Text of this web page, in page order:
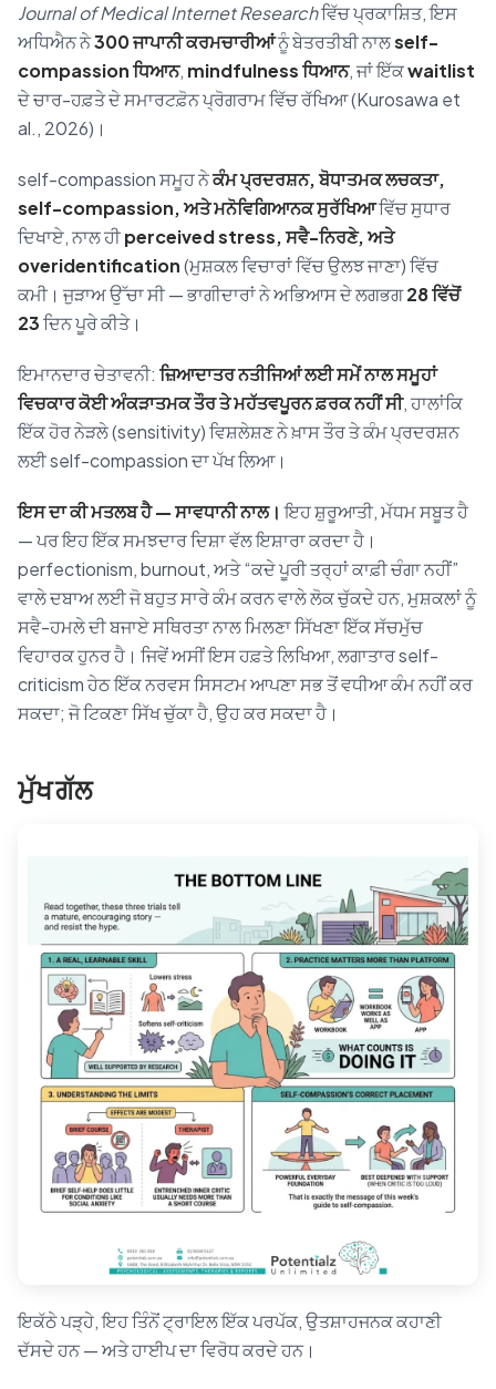
Journal of Medical Internet Researchਵਿੱਚ ਪ੍ਰਕਾਸ਼ਿਤ, ਇਸ
ਅਧਿਐਨ ਨੇ300 ਜਾਪਾਨੀ ਕਰਮਚਾਰੀਆਂਨੂੰ ਬੇਤਰਤੀਬੀ ਨਾਲself-
compassion ਧਿਆਨ, mindfulness ਧਿਆਨ, ਜਾਂ ਇੱਕwaitlist
ਦੇ ਚਾਰ-ਹਫ਼ਤੇ ਦੇ ਸਮਾਰਟਫ਼ੋਨ ਪ੍ਰੋਗਰਾਮ ਵਿੱਚ ਰੱਖਿਆ (Kurosawa et
al., 2026)।
self-compassion ਸਮੂਹ ਨੇਕੰਮ ਪ੍ਰਦਰਸ਼ਨ, ਬੋਧਾਤਮਕ ਲਚਕਤਾ,
self-compassion, ਅਤੇ ਮਨੋਵਿਗਿਆਨਕ ਸੁਰੱਖਿਆਵਿੱਚ ਸੁਧਾਰ
ਦਿਖਾਏ, ਨਾਲ ਹੀperceived stress, ਸਵੈ-ਨਿਰਣੇ, ਅਤੇ
overidentification(ਮੁਸ਼ਕਲ ਵਿਚਾਰਾਂ ਵਿੱਚ ਉਲਝ ਜਾਣਾ) ਵਿੱਚ
ਕਮੀ। ਜੁੜਾਅ ਉੱਚਾ ਸੀ — ਭਾਗੀਦਾਰਾਂ ਨੇ ਅਭਿਆਸ ਦੇ ਲਗਭਗ28 ਵਿੱਚੋਂ
23ਦਿਨ ਪੂਰੇ ਕੀਤੇ।
ਇਮਾਨਦਾਰ ਚੇਤਾਵਨੀ: ਜ਼ਿਆਦਾਤਰ ਨਤੀਜਿਆਂ ਲਈ ਸਮੇਂ ਨਾਲ ਸਮੂਹਾਂ
ਵਿਚਕਾਰ ਕੋਈ ਅੰਕੜਾਤਮਕ ਤੌਰ ਤੇ ਮਹੱਤਵਪੂਰਨ ਫ਼ਰਕ ਨਹੀਂ ਸੀ, ਹਾਲਾਂਕਿ
ਇੱਕ ਹੋਰ ਨੇੜਲੇ (sensitivity) ਵਿਸ਼ਲੇਸ਼ਣ ਨੇ ਖ਼ਾਸ ਤੌਰ ਤੇ ਕੰਮ ਪ੍ਰਦਰਸ਼ਨ
ਲਈ self-compassion ਦਾ ਪੱਖ ਲਿਆ।
ਇਸ ਦਾ ਕੀ ਮਤਲਬ ਹੈ — ਸਾਵਧਾਨੀ ਨਾਲ। ਇਹ ਸ਼ੁਰੂਆਤੀ, ਮੱਧਮ ਸਬੂਤ ਹੈ
— ਪਰ ਇਹ ਇੱਕ ਸਮਝਦਾਰ ਦਿਸ਼ਾ ਵੱਲ ਇਸ਼ਾਰਾ ਕਰਦਾ ਹੈ।
perfectionism, burnout, ਅਤੇ “ਕਦੇ ਪੂਰੀ ਤਰ੍ਹਾਂ ਕਾਫ਼ੀ ਚੰਗਾ ਨਹੀਂ”
ਵਾਲੇ ਦਬਾਅ ਲਈ ਜੋ ਬਹੁਤ ਸਾਰੇ ਕੰਮ ਕਰਨ ਵਾਲੇ ਲੋਕ ਚੁੱਕਦੇ ਹਨ, ਮੁਸ਼ਕਲਾਂ ਨੂੰ
ਸਵੈ-ਹਮਲੇ ਦੀ ਬਜਾਏ ਸਥਿਰਤਾ ਨਾਲ ਮਿਲਣਾ ਸਿੱਖਣਾ ਇੱਕ ਸੱਚਮੁੱਚ
ਵਿਹਾਰਕ ਹੁਨਰ ਹੈ। ਜਿਵੇਂ ਅਸੀਂ ਇਸ ਹਫ਼ਤੇ ਲਿਖਿਆ, ਲਗਾਤਾਰ self-
criticism ਹੇਠ ਇੱਕ ਨਰਵਸ ਸਿਸਟਮ ਆਪਣਾ ਸਭ ਤੋਂ ਵਧੀਆ ਕੰਮ ਨਹੀਂ ਕਰ
ਸਕਦਾ; ਜੋ ਟਿਕਣਾ ਸਿੱਖ ਚੁੱਕਾ ਹੈ, ਉਹ ਕਰ ਸਕਦਾ ਹੈ।
ਮੁੱਖ ਗੱਲ
ਇਕੱਠੇ ਪੜ੍ਹੇ, ਇਹ ਤਿੰਨੋਂ ਟ੍ਰਾਇਲ ਇੱਕ ਪਰਪੱਕ, ਉਤਸ਼ਾਹਜਨਕ ਕਹਾਣੀ
ਦੱਸਦੇ ਹਨ — ਅਤੇ ਹਾਈਪ ਦਾ ਵਿਰੋਧ ਕਰਦੇ ਹਨ।